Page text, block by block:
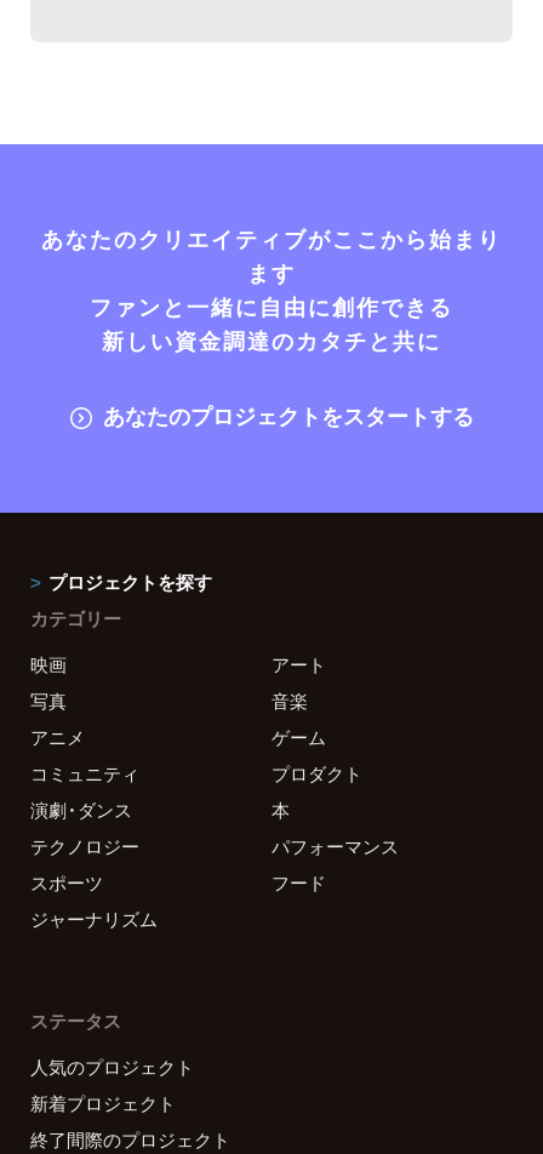
あなたのクリエイティブがここから始まり
ます
ファンと一緒に自由に創作できる
新しい資金調達のカタチと共に
あなたのプロジェクトをスタートする
プロジェクトを探す
カテゴリー
映画
アート
写真
音楽
アニメ
ゲーム
コミュニティ
プロダクト
演劇・ダンス
本
テクノロジー
パフォーマンス
スポーツ
フード
ジャーナリズム
ステータス
人気のプロジェクト
新着プロジェクト
終了間際のプロジェクト